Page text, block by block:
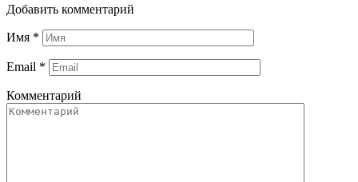
Добавить комментарий
Имя *
Email *
Комментарий